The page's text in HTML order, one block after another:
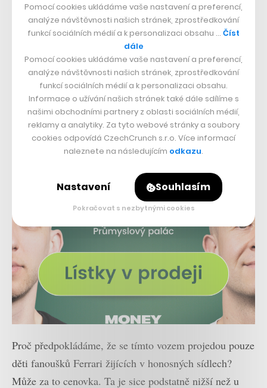
aktivovaného omezovače, který rychlost vozu zkrotí na
maximálních 20 km/h, je už jen na jejich rozhodnutí.
V případě nouze nejvyšší ovšem mohou sáhnout po
dálkovém ovladači a vozítko s ním zcela zastavit.
Proč předpokládáme, že se tímto vozem projedou pouze
děti fanoušků Ferrari žijících v honosných sídlech?
Může za to cenovka. Ta je sice podstatně nižší než u
Pomocí cookies ukládáme vaše nastavení a preferencí,
analýze návštěvnosti našich stránek, zprostředkování
funkcí sociálních médií a k personalizaci obsahu … Číst
dále
Pomocí cookies ukládáme vaše nastavení a preferencí,
analýze návštěvnosti našich stránek, zprostředkování
funkcí sociálních médií a k personalizaci obsahu.
Informace o užívání našich stránek také dále sdílíme s
našimi obchodními partnery z oblasti sociálních médií,
reklamy a analytiky. Za tyto webové stránky a soubory
cookies odpovídá CzechCrunch s.r.o. Více informací
naleznete na následujícím odkazu.
Nastavení Souhlasím
Pokračovat s nezbytnými cookies